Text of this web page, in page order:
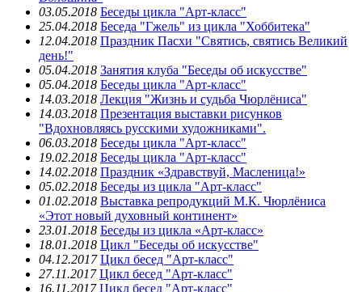
03.05.2018 Беседы цикла "Арт-класс"
25.04.2018 Беседа "Гжель" из цикла "Хоббитека"
12.04.2018 Праздник Пасхи "Святись, святись Великий
день!"
05.04.2018 Занятия клуба "Беседы об искусстве"
05.04.2018 Беседы цикла "Арт-класс"
14.03.2018 Лекция "Жизнь и судьба Чюрлёниса"
14.03.2018 Презентация выставки рисунков
"Вдохновляясь русскими художниками".
06.03.2018 Беседы цикла "Арт-класс"
19.02.2018 Беседы цикла "Арт-класс"
14.02.2018 Праздник «Здравствуй, Масленица!»
05.02.2018 Беседы из цикла "Арт-класс"
01.02.2018 Выставка репродукций М.К. Чюрлёниса
«Этот новый духовный континент»
23.01.2018 Беседы из цикла «Арт-класс»
18.01.2018 Цикл "Беседы об искусстве"
04.12.2017 Цикл бесед "Арт-класс"
27.11.2017 Цикл бесед "Арт-класс"
16.11.2017 Цикл бесед "Арт-класс"